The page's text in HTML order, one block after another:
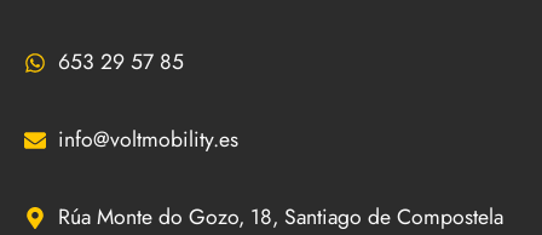
653 29 57 85
info@voltmobility.es
Rúa Monte do Gozo, 18, Santiago de Compostela